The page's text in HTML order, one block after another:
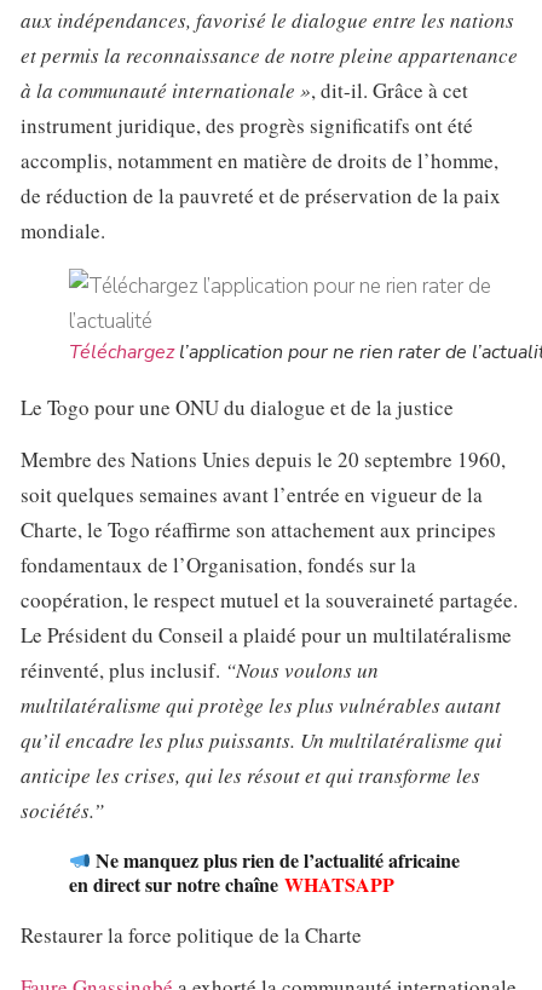
aux indépendances, favorisé le dialogue entre les nations
et permis la reconnaissance de notre pleine appartenance
à la communauté internationale », dit-il. Grâce à cet
instrument juridique, des progrès significatifs ont été
accomplis, notamment en matière de droits de l’homme,
de réduction de la pauvreté et de préservation de la paix
mondiale.
Téléchargezl’application pour ne rien rater de
Le Togo pour une ONU du dialogue et de la justice
Membre des Nations Unies depuis le 20 septembre 1960,
soit quelques semaines avant l’entrée en vigueur de la
Charte, le Togo réaffirme son attachement aux principes
fondamentaux de l’Organisation, fondés sur la
coopération, le respect mutuel et la souveraineté partagée.
Le Président du Conseil a plaidé pour un multilatéralisme
réinventé, plus inclusif. “Nous voulons un
multilatéralisme qui protège les plus vulnérables autant
qu’il encadre les plus puissants. Un multilatéralisme qui
anticipe les crises, qui les résout et qui transforme les
sociétés.”
Ne manquez plus rien de l’actualité africaine
en direct sur notre chaîne WHATSAPP
Restaurer la force politique de la Charte